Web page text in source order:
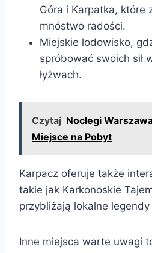
Góra i Karpatka, które
mnóstwo radości.
Miejskie lodowisko,
spróbować swoich sił
łyżwach.
Czytaj Noclegi
Miejsce na Pobyt
Karpacz oferuje także
takie jak Karkonoskie
przybliżają lokalne
Inne miejsca warte uwagi